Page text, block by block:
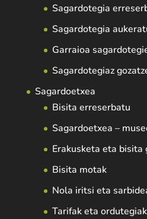
Sagardotegia
Sagardotegia
Garraioa
Sagardotegiaz
Sagardoetxea
Bisita erreserbatu
Sagardoetxea –
Erakusketa eta bisita
Bisita motak
Nola iritsi eta
Tarifak eta ordutegiak